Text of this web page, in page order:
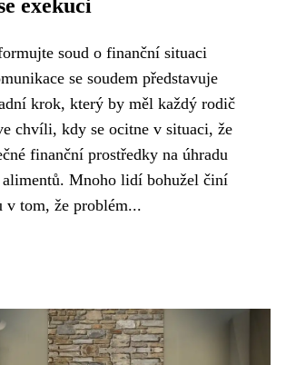
exekuci
soud o finanční situaci
se soudem představuje
krok, který by měl každý rodič
chvíli, kdy se ocitne v situaci, že
finanční prostředky na úhradu
alimentů. Mnoho lidí bohužel činí
v tom, že problém...